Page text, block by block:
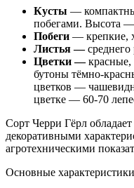
Кусты —
побегами. Высота
Побеги — крепкие,
Листья —среднего
Цветки —красные,
бутоны тёмно-
цветков —
цветке — 60-70
Сорт Черри Гёрл
декоративными
агротехническими
Основные